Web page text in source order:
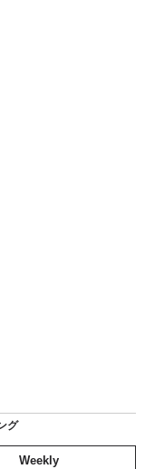
グ
Weekly